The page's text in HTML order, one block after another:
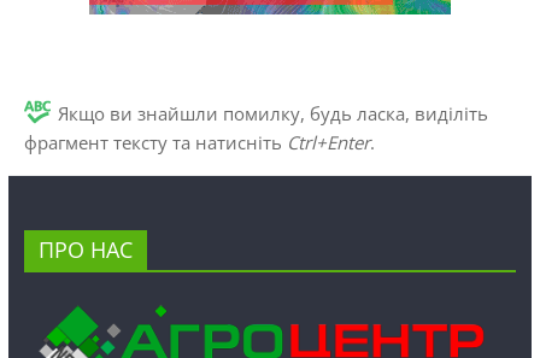
Якщо ви знайшли помилку, будь ласка, виділіть
фрагмент тексту та натисніть Ctrl+Enter.
ПРО НАС